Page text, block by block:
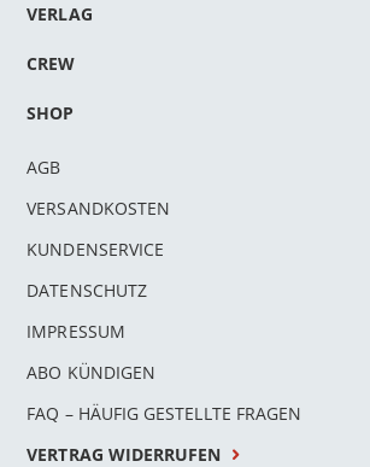
VERLAG
CREW
SHOP
AGB
VERSANDKOSTEN
KUNDENSERVICE
DATENSCHUTZ
IMPRESSUM
ABO KÜNDIGEN
FAQ – HÄUFIG GESTELLTE FRAGEN
VERTRAG WIDERRUFEN